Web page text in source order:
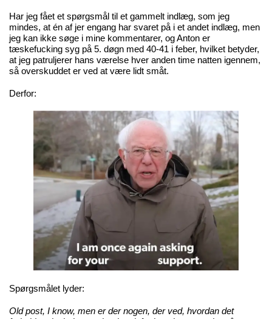
Har jeg fået et spørgsmål til et gammelt indlæg, som jeg
mindes, at én af jer engang har svaret på i et andet indlæg, men
jeg kan ikke søge i mine kommentarer, og Anton er
tæskefucking syg på 5. døgn med 40-41 i feber, hvilket betyder,
at jeg patruljerer hans værelse hver anden time natten igennem,
så overskuddet er ved at være lidt småt.
Derfor:
Spørgsmålet lyder:
Old post, I know, men er der nogen, der ved, hvordan det